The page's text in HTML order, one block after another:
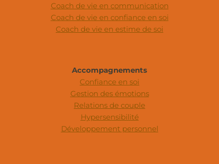
Coach de vie en communication
Coach de vie en confiance en soi
Coach de vie en estime de soi
Accompagnements
Confiance en soi
Gestion des émotions
Relations de couple
Hypersensibilité
Développement personnel